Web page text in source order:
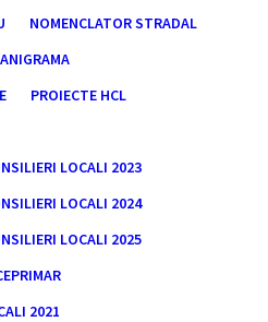
NOMENCLATOR STRADAL
PROIECTE HCL
LOCALI 2023
LOCALI 2024
LOCALI 2025
2021